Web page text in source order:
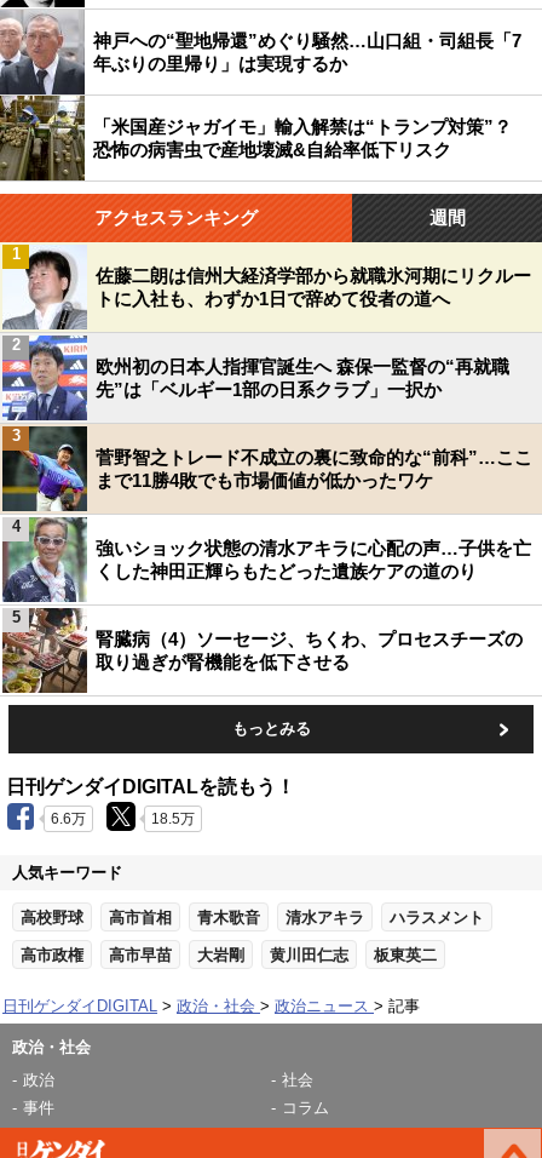
神戸への“聖地帰還”めぐり騒然…山口組・司組長「7
年ぶりの里帰り」は実現するか
「米国産ジャガイモ」輸入解禁は“トランプ対策”？
恐怖の病害虫で産地壊滅&自給率低下リスク
アクセスランキング 週間
佐藤二朗は信州大経済学部から就職氷河期にリクルー
トに入社も、わずか1日で辞めて役者の道へ
1
欧州初の日本人指揮官誕生へ 森保一監督の“再就職
先”は「ベルギー1部の日系クラブ」一択か
2
菅野智之トレード不成立の裏に致命的な“前科”…ここ
まで11勝4敗でも市場価値が低かったワケ
3
強いショック状態の清水アキラに心配の声…子供を亡
くした神田正輝らもたどった遺族ケアの道のり
4
腎臓病（4）ソーセージ、ちくわ、プロセスチーズの
取り過ぎが腎機能を低下させる
5
もっとみる
日刊ゲンダイDIGITALを読もう！
6.6万 18.5万
人気キーワード
高校野球 高市首相 青木歌音 清水アキラ ハラスメント
高市政権 高市早苗 大岩剛 黄川田仁志 板東英二
日刊ゲンダイDIGITAL 政治・社会 政治ニュース 記事
政治・社会
政治
社会
事件
コラム